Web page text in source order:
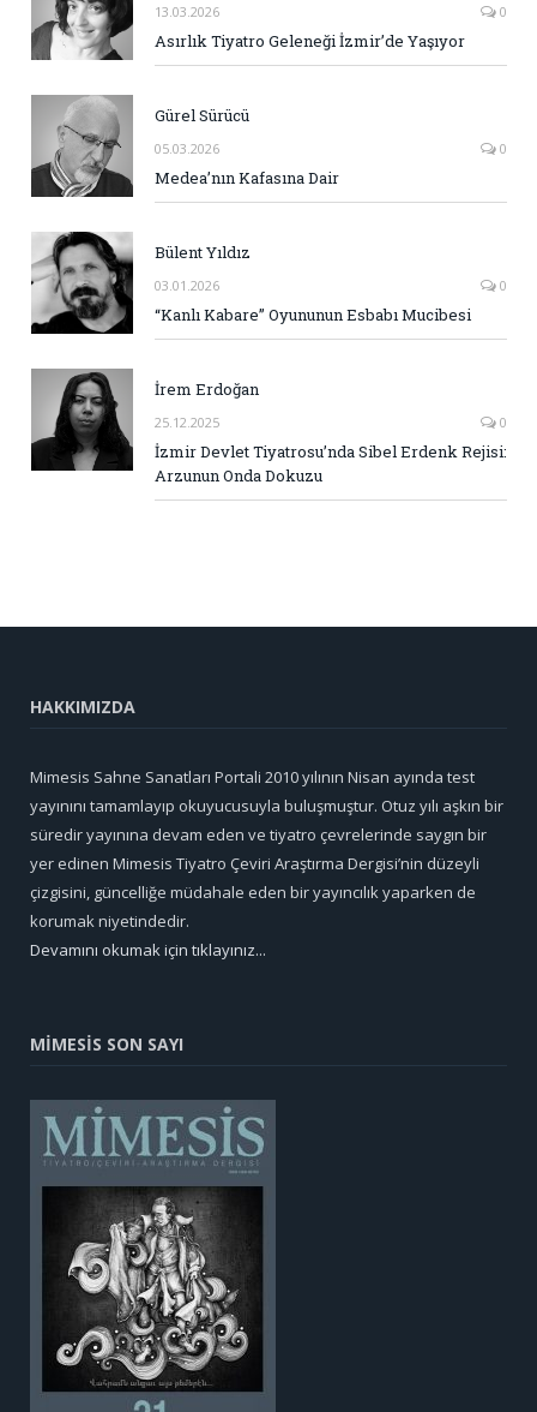
13.03.2026 0
Asırlık Tiyatro Geleneği İzmir’de Yaşıyor
Gürel Sürücü
05.03.2026 0
Medea’nın Kafasına Dair
Bülent Yıldız
03.01.2026 0
“Kanlı Kabare” Oyununun Esbabı Mucibesi
İrem Erdoğan
25.12.2025 0
İzmir Devlet Tiyatrosu’nda Sibel Erdenk Rejisi:
Arzunun Onda Dokuzu
HAKKIMIZDA
Mimesis Sahne Sanatları Portali 2010 yılının Nisan ayında test
yayınını tamamlayıp okuyucusuyla buluşmuştur. Otuz yılı aşkın bir
süredir yayınına devam eden ve tiyatro çevrelerinde saygın bir
yer edinen Mimesis Tiyatro Çeviri Araştırma Dergisi’nin düzeyli
çizgisini, güncelliğe müdahale eden bir yayıncılık yaparken de
korumak niyetindedir.
Devamını okumak için tıklayınız...
MİMESİS SON SAYI